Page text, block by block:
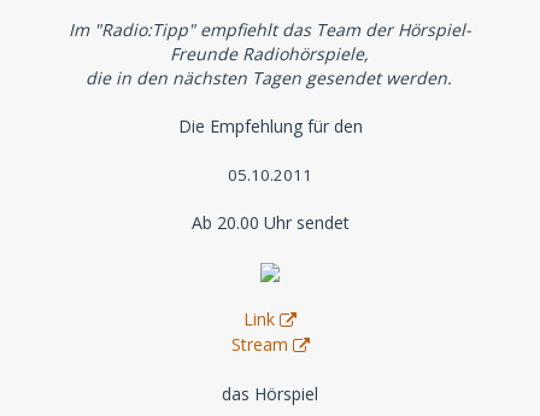
Im "Radio:Tipp" empfiehlt das Team der Hörspiel-
Freunde Radiohörspiele,
die in den nächsten Tagen gesendet werden.
Die Empfehlung für den
05.10.2011
Ab 20.00 Uhr sendet
Link
Stream
das Hörspiel